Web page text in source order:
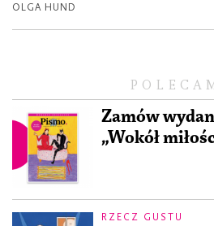
Zamów
„Wokół
RZECZ GUSTU
OLGA HUND